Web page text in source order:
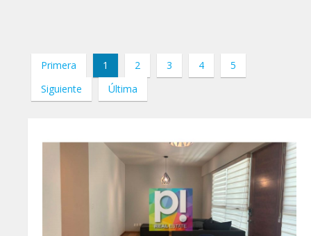
Primera 1 2 3 4
5
Siguiente
Última